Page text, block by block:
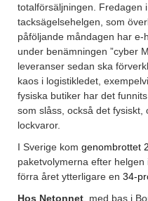
totalförsäljningen. Fredagen
tacksägelsehelgen, som
påföljande måndagen har
under benämningen ”cyber
leveranser sedan ska
kaos i logistikledet,
fysiska butiker har det
som slåss, också det fysiskt,
lockvaror.
I Sverige kom genombrottet
paketvolymerna efter
förra året ytterligare en 34-
Hos Netonnet , med bas i